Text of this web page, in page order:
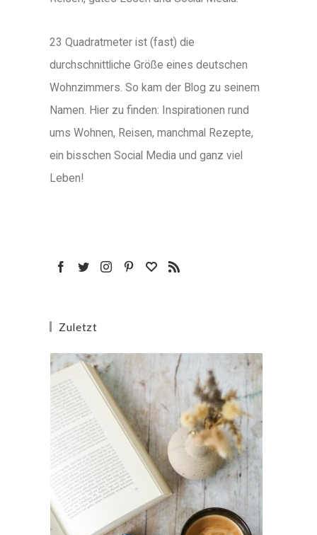
23 Quadratmeter ist (fast) die
durchschnittliche Größe eines deutschen
Wohnzimmers. So kam der Blog zu seinem
Namen. Hier zu finden: Inspirationen rund
ums Wohnen, Reisen, manchmal Rezepte,
ein bisschen Social Media und ganz viel
Leben!
Zuletzt